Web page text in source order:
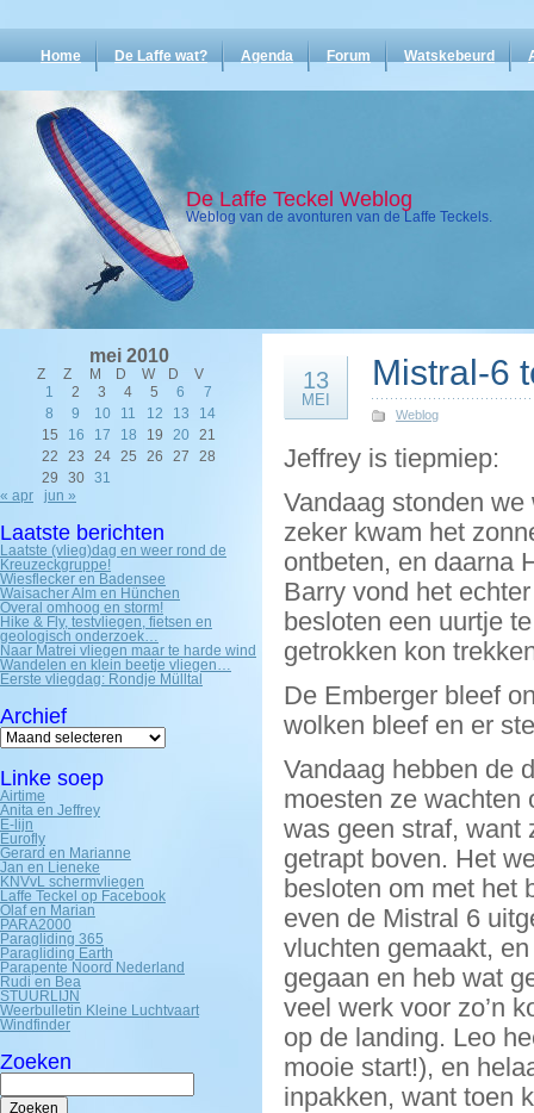
Home De Laffe wat? Agenda Forum Watskebeurd
De Laffe Teckel Weblog
Weblog van de avonturen van de Laffe Teckels.
mei 2010
Z Z M D W D
V
1
2 3 4 5 6
7
8
9 10 11 12 13
14
15
16 17 18 19 20
21
22
23 24 25 26 27
28
29
30
31
« apr
jun »
Laatste berichten
Laatste (vlieg)dag en weer rond de
Kreuzeckgruppe!
Wiesflecker en Badensee
Waisacher Alm en Hünchen
Overal omhoog en storm!
Hike & Fly, testvliegen, fietsen en
geologisch onderzoek…
Naar Matrei vliegen maar te harde wind
Wandelen en klein beetje vliegen…
Eerste vliegdag: Rondje Mülltal
Archief
Archief
Linke soep
Airtime
Anita en Jeffrey
E-lijn
Eurofly
Gerard en Marianne
Jan en Lieneke
KNVvL schermvliegen
Laffe Teckel op Facebook
Olaf en Marian
PARA2000
Paragliding 365
Paragliding Earth
Parapente Noord Nederland
Rudi en Bea
STUURLIJN
Weerbulletin Kleine Luchtvaart
Windfinder
Zoeken
Zoeken
naar:
13
MEI
Mistral-6
Weblog
Jeffrey is tiepmiep:
Vandaag stonden
zeker kwam het
ontbeten, en daarna
Barry vond het
besloten een uurtje
getrokken kon
De Emberger bleef
wolken bleef en er
Vandaag hebben de
moesten ze wachten
was geen straf, want
getrapt boven. Het
besloten om met het
even de Mistral 6
vluchten gemaakt,
gegaan en heb wat
veel werk voor zo’n
op de landing. Leo
mooie start!), en
inpakken, want toen